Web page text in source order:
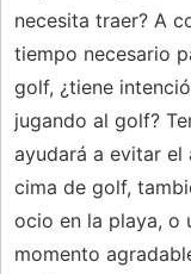
necesita traer? A
tiempo necesario
golf, ¿tiene
jugando al golf?
ayudará a evitar el
cima de golf,
ocio en la playa, o
momento